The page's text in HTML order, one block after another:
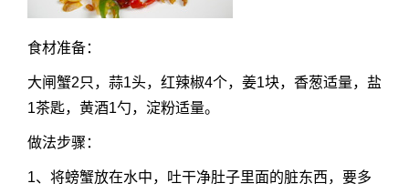
食材准备：
大闸蟹2只，蒜1头，红辣椒4个，姜1块，香葱适量，盐
1茶匙，黄酒1勺，淀粉适量。
做法步骤：
1、将螃蟹放在水中，吐干净肚子里面的脏东西，要多